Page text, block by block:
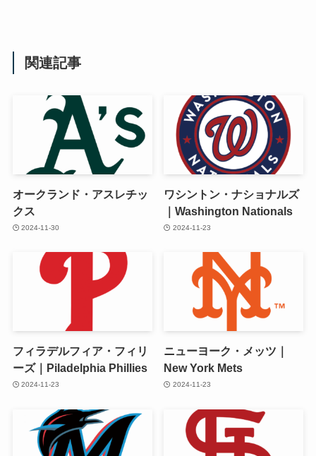
関連記事
オークランド・アスレチッ
クス
2024-11-30
ワシントン・ナショナルズ
｜Washington Nationals
2024-11-23
フィラデルフィア・フィリ
ーズ｜Piladelphia Phillies
2024-11-23
ニューヨーク・メッツ｜
New York Mets
2024-11-23